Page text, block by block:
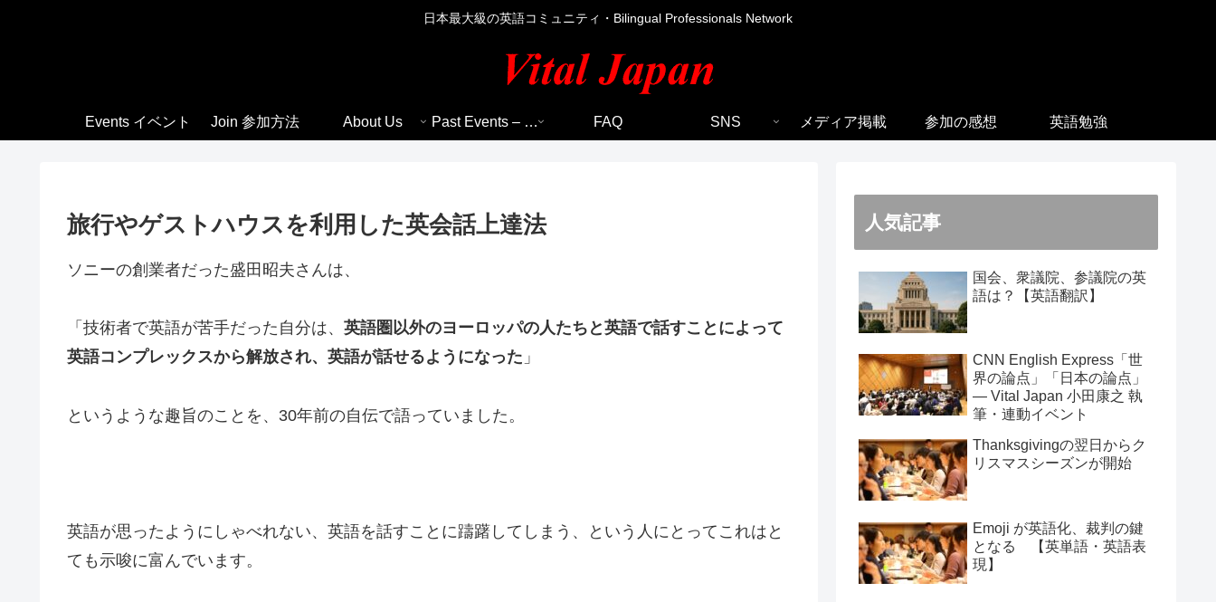
日本最大級の英語コミュニティ・Bilingual Professionals Network
Events イベント Join 参加方法 About Us Past Events – 過去のイベント FAQ SNS メディア掲載 参加の感想 英語勉強
旅行やゲストハウスを利用した英会話上達法
ソニーの創業者だった盛田昭夫さんは、
「技術者で英語が苦手だった自分は、 英語圏以外のヨーロッパの人たちと英語で話すこと によって
英語コンプレックスから解放され、英語が話せるようになった 」
というような趣旨のことを、30年前の自伝で語っていました。
英語が思ったようにしゃべれない、英語を話すことに躊躇してしまう、という人にとってこれはと
ても示唆に富んでいます。
人気記事
国会、衆議院、参議院の英
語は？【英語翻訳】
CNN English Express「世
界の論点」「日本の論点」
― Vital Japan 小田康之 執
筆・連動イベント
Thanksgivingの翌日からク
リスマスシーズンが開始
Emoji が英語化、裁判の鍵
となる 【英単語・英語表
現】